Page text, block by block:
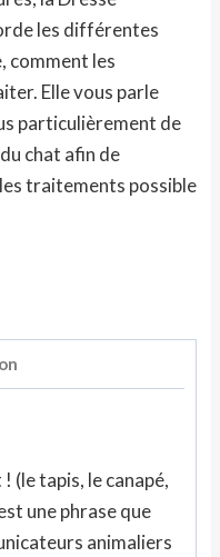
les différentes
comment les
Elle vous parle
particulièrement de
chat afin de
traitements possible
(le tapis, le canapé,
une phrase que
animaliers